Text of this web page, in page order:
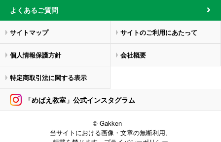
よくあるご質問
サイトマップ サイトのご利用にあたって
個人情報保護方針 会社概要
特定商取引法に関する表示
「めばえ教室」公式インスタグラム
© Gakken
当サイトにおける画像・文章の無断利用、